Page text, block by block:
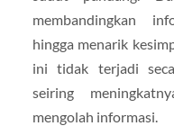
membandingkan
hingga menarik
ini tidak terjadi
seiring
mengolah informasi.